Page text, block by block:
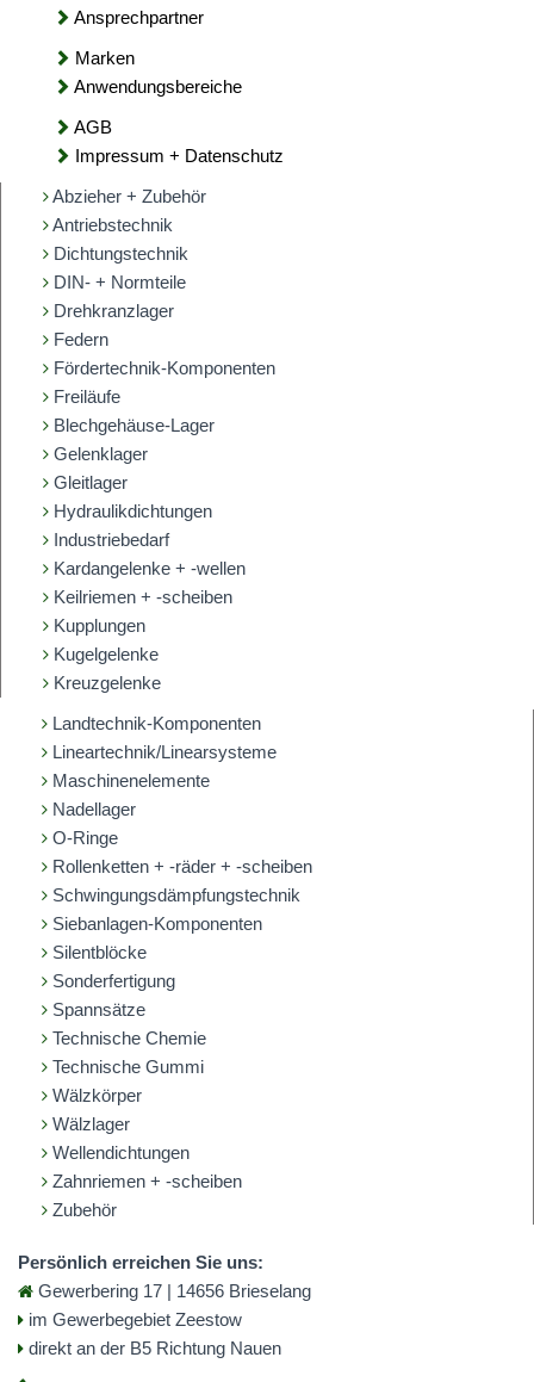
Ansprechpartner
Marken
Anwendungsbereiche
AGB
Impressum + Datenschutz
Abzieher + Zubehör
Antriebstechnik
Dichtungstechnik
DIN- + Normteile
Drehkranzlager
Federn
Fördertechnik-Komponenten
Freiläufe
Blechgehäuse-Lager
Gelenklager
Gleitlager
Hydraulikdichtungen
Industriebedarf
Kardangelenke + -wellen
Keilriemen + -scheiben
Kupplungen
Kugelgelenke
Kreuzgelenke
Landtechnik-Komponenten
Lineartechnik/Linearsysteme
Maschinenelemente
Nadellager
O-Ringe
Rollenketten + -räder + -scheiben
Schwingungsdämpfungstechnik
Siebanlagen-Komponenten
Silentblöcke
Sonderfertigung
Spannsätze
Technische Chemie
Technische Gummi
Wälzkörper
Wälzlager
Wellendichtungen
Zahnriemen + -scheiben
Zubehör
Persönlich erreichen Sie uns:
Gewerbering 17 | 14656 Brieselang
im Gewerbegebiet Zeestow
direkt an der B5 Richtung Nauen